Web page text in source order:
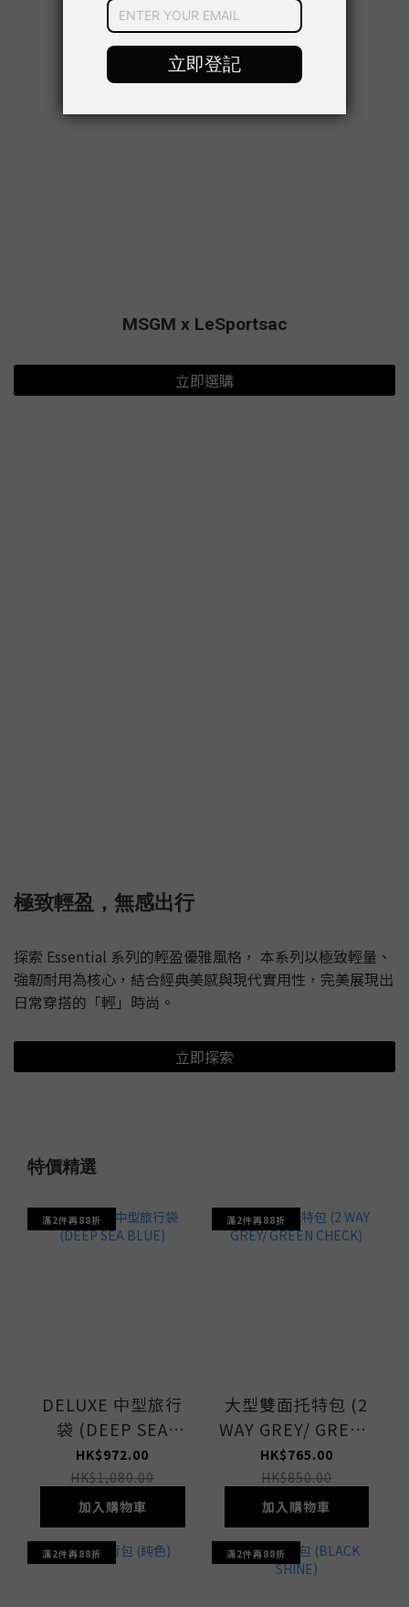
MSGM x LeSportsac
立即選購
極致輕盈，無感出行
探索 Essential 系列的輕盈優雅風格， 本系列以極致輕量、
強韌耐用為核心，結合經典美感與現代實用性，完美展現出
日常穿搭的「輕」時尚。
立即探索
特價精選
滿2件再88折
DELUXE 中型旅行
袋 (DEEP SEA
BLUE)
HK$972.00
HK$1,080.00
加入購物車
滿2件再88折
大型雙面托特包 (2
WAY GREY/ GREEN
CHECK)
HK$765.00
HK$850.00
加入購物車
滿2件再88折 滿2件再88折